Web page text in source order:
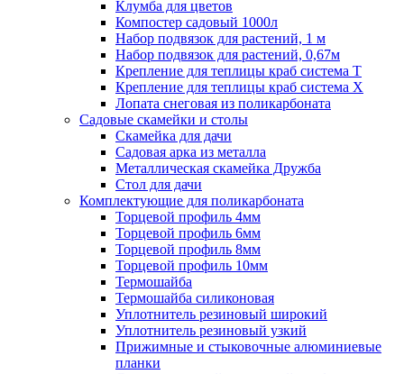
Клумба для цветов
Компостер садовый 1000л
Набор подвязок для растений, 1 м
Набор подвязок для растений, 0,67м
Крепление для теплицы краб система Т
Крепление для теплицы краб система Х
Лопата снеговая из поликарбоната
Садовые скамейки и столы
Скамейка для дачи
Садовая арка из металла
Металлическая скамейка Дружба
Стол для дачи
Комплектующие для поликарбоната
Торцевой профиль 4мм
Торцевой профиль 6мм
Торцевой профиль 8мм
Торцевой профиль 10мм
Термошайба
Термошайба силиконовая
Уплотнитель резиновый широкий
Уплотнитель резиновый узкий
Прижимные и стыковочные алюминиевые
планки